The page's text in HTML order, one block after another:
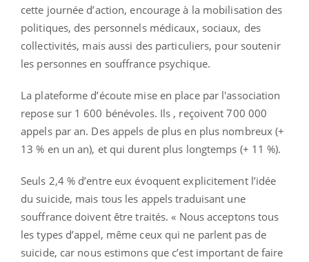
cette journée d’action, encourage à la mobilisation des
politiques, des personnels médicaux, sociaux, des
collectivités, mais aussi des particuliers, pour soutenir
les personnes en souffrance psychique.
La plateforme d’écoute mise en place par l'association
repose sur 1 600 bénévoles. Ils , reçoivent 700 000
appels par an. Des appels de plus en plus nombreux (+
13 % en un an), et qui durent plus longtemps (+ 11 %).
Seuls 2,4 % d’entre eux évoquent explicitement l’idée
du suicide, mais tous les appels traduisant une
souffrance doivent être traités. « Nous acceptons tous
les types d’appel, même ceux qui ne parlent pas de
suicide, car nous estimons que c’est important de faire